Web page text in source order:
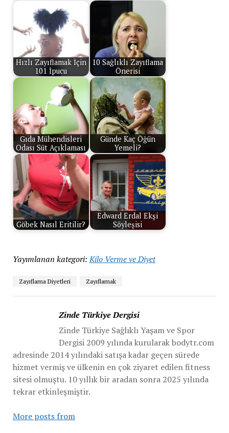
Hızlı Zayıflamak İçin
101 İpucu
10 Sağlıklı Zayıflama
Önerisi
Gıda Mühendisleri
Odası Süt Açıklaması
Günde Kaç Öğün
Yemeli?
Göbek Nasıl Eritilir?
Edward Erdal Ekşi
Söyleşisi
Yayımlanan kategori: Kilo Verme ve Diyet
Zayıflama Diyetleri Zayıflamak
Zinde Türkiye Dergisi
Zinde Türkiye Sağlıklı Yaşam ve Spor
Dergisi 2009 yılında kurularak bodytr.com
adresinde 2014 yılındaki satışa kadar geçen sürede
hizmet vermiş ve ülkenin en çok ziyaret edilen fitness
sitesi olmuştu. 10 yıllık bir aradan sonra 2025 yılında
tekrar etkinleşmiştir.
More posts from